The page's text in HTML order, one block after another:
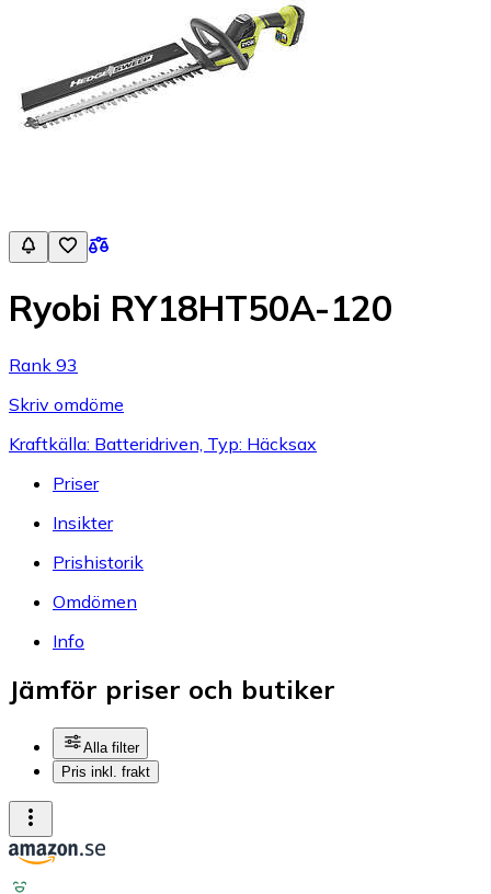
Ryobi RY18HT50A-120
Rank 93
Skriv omdöme
Kraftkälla: Batteridriven, Typ: Häcksax
Priser
Insikter
Prishistorik
Omdömen
Info
Jämför priser och butiker
Alla filter
Pris inkl. frakt